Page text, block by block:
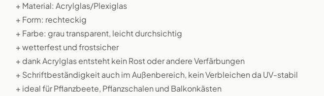
+ Material: Acrylglas/Plexiglas
+ Form: rechteckig
+ Farbe: grau transparent, leicht durchsichtig
+ wetterfest und frostsicher
+ dank Acrylglas entsteht kein Rost oder andere Verfärbungen
+ Schriftbeständigkeit auch im Außenbereich, kein Verbleichen da UV-stabil
+ ideal für Pflanzbeete, Pflanzschalen und Balkonkästen